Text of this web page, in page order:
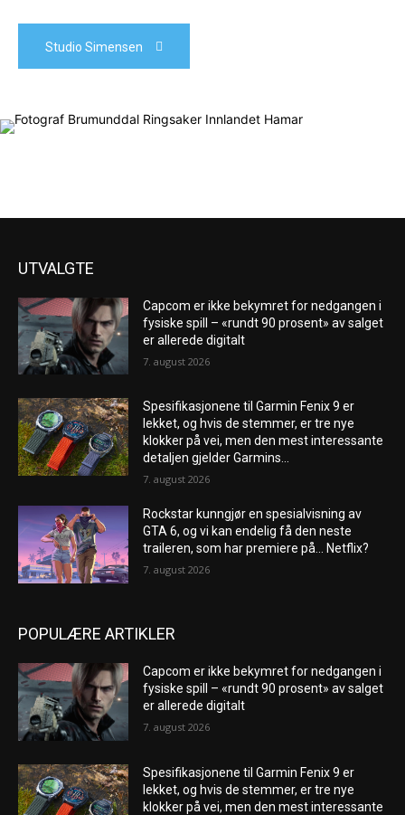
Studio Simensen
UTVALGTE
Capcom er ikke bekymret for nedgangen i
fysiske spill – «rundt 90 prosent» av salget
er allerede digitalt
7. august 2026
Spesifikasjonene til Garmin Fenix ​​9 er
lekket, og hvis de stemmer, er tre nye
klokker på vei, men den mest interessante
detaljen gjelder Garmins...
7. august 2026
Rockstar kunngjør en spesialvisning av
GTA 6, og vi kan endelig få den neste
traileren, som har premiere på… Netflix?
7. august 2026
POPULÆRE ARTIKLER
Capcom er ikke bekymret for nedgangen i
fysiske spill – «rundt 90 prosent» av salget
er allerede digitalt
7. august 2026
Spesifikasjonene til Garmin Fenix ​​9 er
lekket, og hvis de stemmer, er tre nye
klokker på vei, men den mest interessante